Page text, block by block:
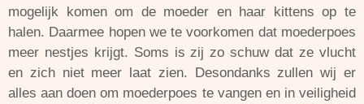
mogelijk komen om de moeder en haar kittens op te
halen. Daarmee hopen we te voorkomen dat moederpoes
meer nestjes krijgt. Soms is zij zo schuw dat ze vlucht
en zich niet meer laat zien. Desondanks zullen wij er
alles aan doen om moederpoes te vangen en in veiligheid